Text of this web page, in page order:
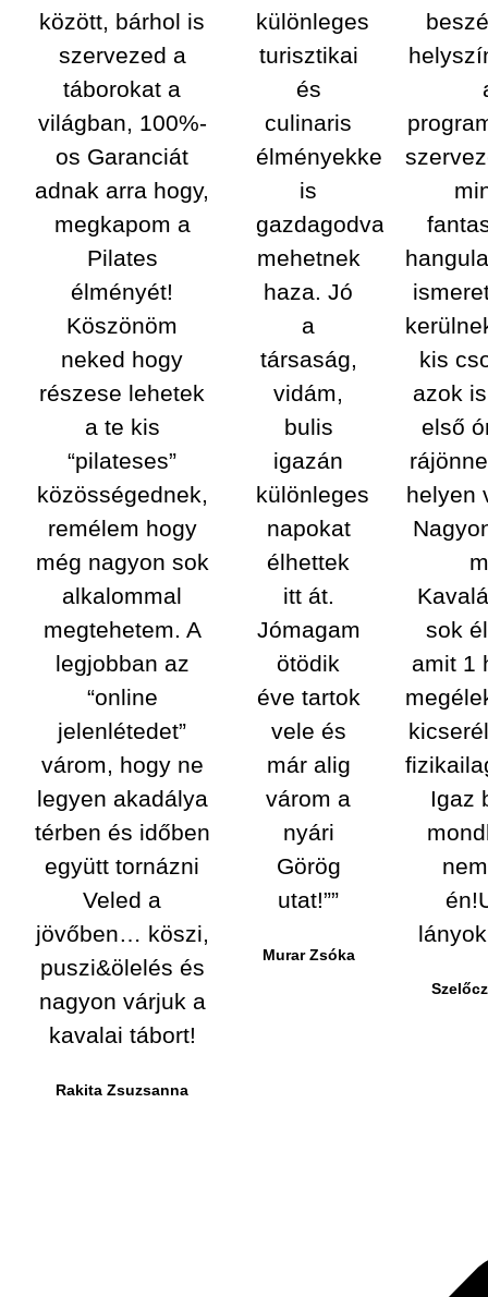
között, bárhol is
szervezed a
táborokat a
világban, 100%-
os Garanciát
adnak arra hogy,
megkapom a
Pilates
élményét!
Köszönöm
neked hogy
részese lehetek
a te kis
“pilateses”
közösségednek,
remélem hogy
még nagyon sok
alkalommal
megtehetem. A
legjobban az
“online
jelenlétedet”
várom, hogy ne
legyen akadálya
térben és időben
együtt tornázni
Veled a
jövőben… köszi,
puszi&ölelés és
nagyon várjuk a
kavalai tábort!
Rakita Zsuzsanna
különleges
turisztikai
és
culinaris
élményekkel
is
gazdagodva
mehetnek
haza. Jó
a
társaság,
vidám,
bulis
igazán
különleges
napokat
élhettek
itt át.
Jómagam
ötödik
éve tartok
vele és
már alig
várom a
nyári
Görög
utat!””
Murar Zsóka
kis
azok
első
helyen
sok
amit 1
Igaz